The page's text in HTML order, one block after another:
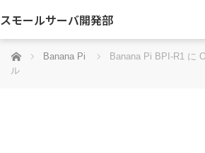
スモールサーバ開発部
ホーム Banana Pi
Banana Pi BPI-R1 に
ル